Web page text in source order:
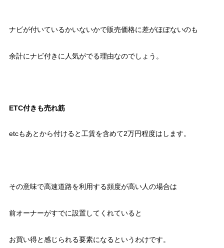
ナビが付いているかいないかで販売価格に差がほぼないのも
余計にナビ付きに人気がでる理由なのでしょう。
ETC付きも売れ筋
etcもあとから付けると工賃を含めて2万円程度はします。
その意味で高速道路を利用する頻度が高い人の場合は
前オーナーがすでに設置してくれていると
お買い得と感じられる要素になるというわけです。